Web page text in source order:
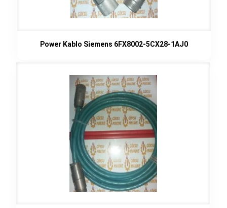
Power Kablo Siemens 6FX8002-5CX28-1AJ0